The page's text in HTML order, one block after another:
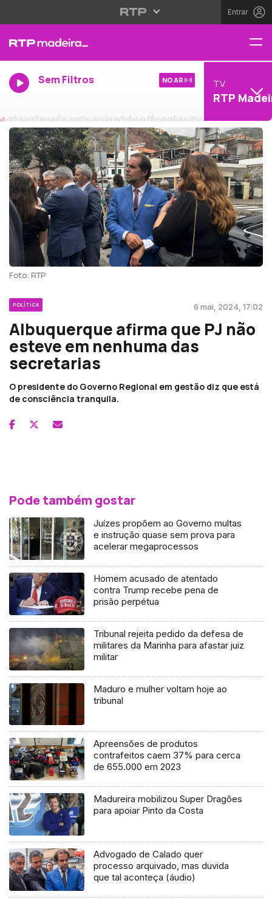
Entrar
Sem Filtros NO AR TV
RTP
Foto: RTP
POLÍTICA 6 mai, 2024, 17:02
Albuquerque afirma que PJ não
esteve em nenhuma das
secretarias
O presidente do Governo Regional em gestão diz que está
de consciência tranquila.
Pode também gostar
Juízes propõem ao Governo multas
e instrução quase sem prova para
acelerar megaprocessos
Homem acusado de atentado
contra Trump recebe pena de
prisão perpétua
Tribunal rejeita pedido da defesa de
militares da Marinha para afastar juiz
militar
Maduro e mulher voltam hoje ao
tribunal
Apreensões de produtos
contrafeitos caem 37% para cerca
de 655.000 em 2023
Madureira mobilizou Super Dragões
para apoiar Pinto da Costa
Advogado de Calado quer
processo arquivado, mas duvida
que tal aconteça (áudio)